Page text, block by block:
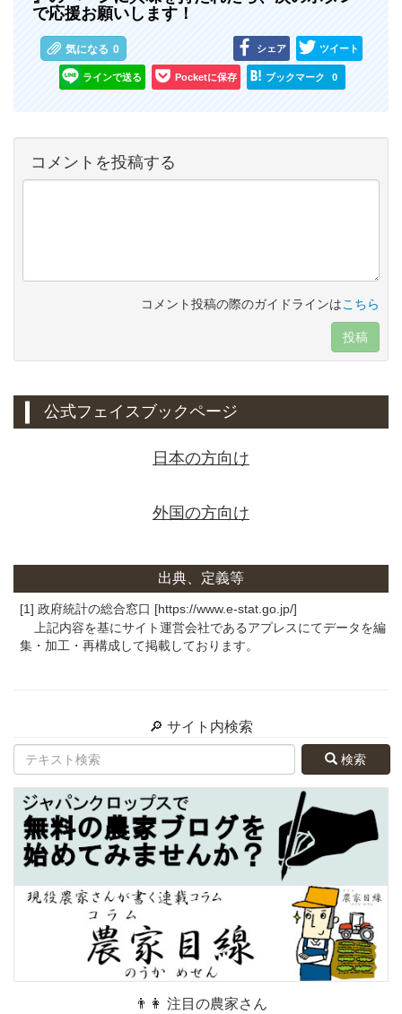
で応援お願いします！
気になる 0 シェア ツイート
ラインで送る Pocketに保存 ブックマーク 0
コメントを投稿する
コメント投稿の際のガイドラインはこちら
投稿
公式フェイスブックページ
日本の方向け
外国の方向け
出典、定義等
[1] 政府統計の総合窓口 [https://www.e-stat.go.jp/]
上記内容を基にサイト運営会社であるアプレスにてデータを編
集・加工・再構成して掲載しております。
🔎 サイト内検索
検索
👨👩 注目の農家さん